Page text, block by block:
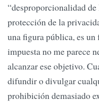
“desproporcionalidad
protección de la
una figura pública, es
impuesta no me parece
alcanzar ese objetivo.
difundir o divulgar
prohibición demasiado